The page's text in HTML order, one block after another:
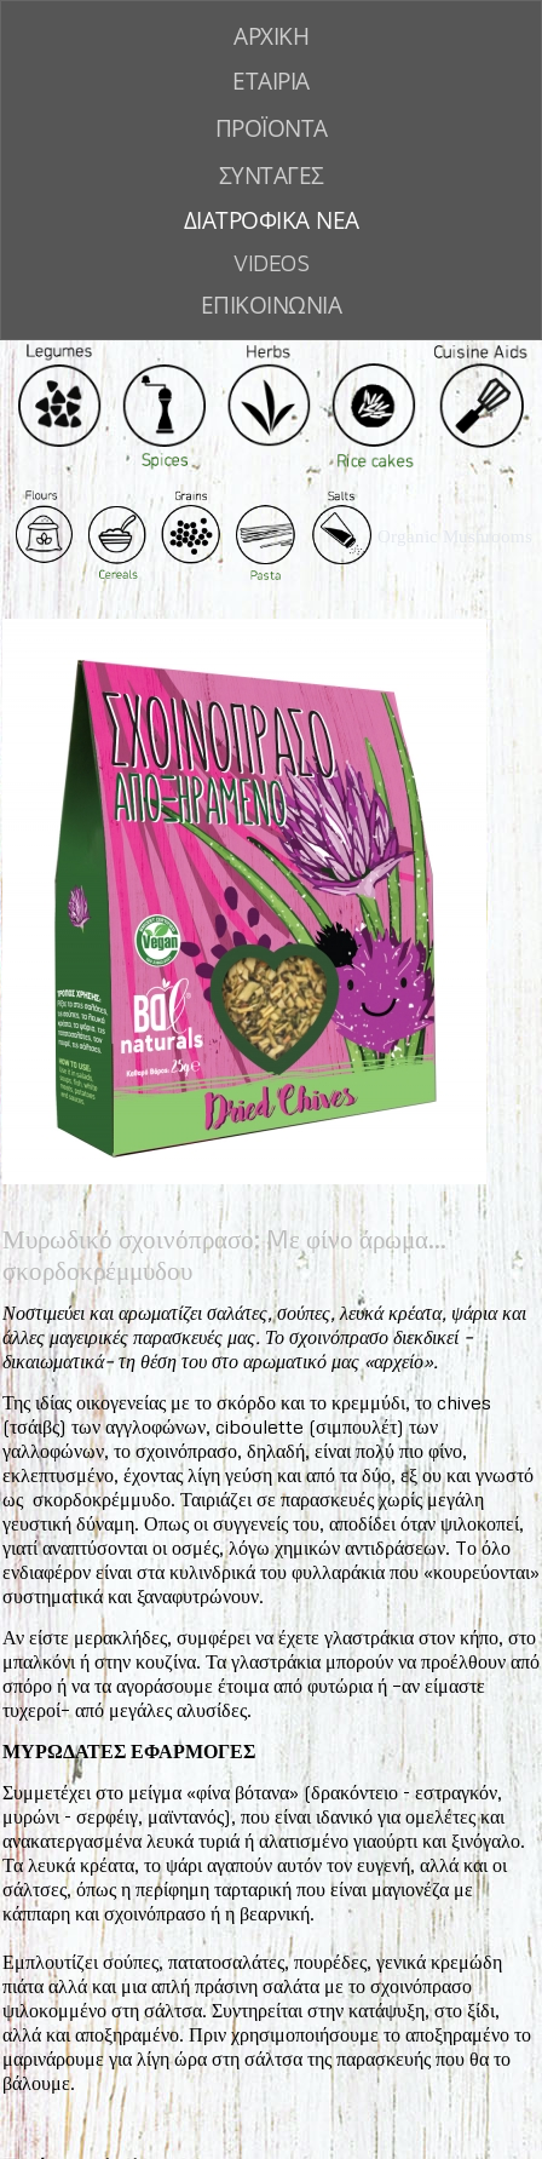
ΑΡΧΙΚΗ
ΕΤΑΙΡΙΑ
ΠΡΟΪΟΝΤΑ
ΣΥΝΤΑΓΕΣ
ΔΙΑΤΡΟΦΙΚΑ ΝΕΑ
VIDEOS
ΕΠΙΚΟΙΝΩΝΙΑ
Organic Mushrooms
Μυρωδικό σχοινόπρασο: Mε φίνο άρωμα...
σκορδοκρέμμυδου
Νοστιμεύει και αρωματίζει σαλάτες, σούπες, λευκά κρέατα, ψάρια και
άλλες μαγειρικές παρασκευές μας. Το σχοινόπρασο διεκδικεί –
δικαιωματικά– τη θέση του στο αρωματικό μας «αρχείο».
Της ιδίας οικογενείας με το σκόρδο και το κρεμμύδι, το chives
(τσάιβς) των αγγλοφώνων, ciboulette (σιμπουλέτ) των
γαλλοφώνων, το σχοινόπρασο, δηλαδή, είναι πολύ πιο φίνο,
εκλεπτυσμένο, έχοντας λίγη γεύση και από τα δύο, εξ ου και γνωστό
ως σκορδοκρέμμυδο. Ταιριάζει σε παρασκευές χωρίς μεγάλη
γευστική δύναμη. Οπως οι συγγενείς του, αποδίδει όταν ψιλοκοπεί,
γιατί αναπτύσονται οι οσμές, λόγω χημικών αντιδράσεων. Tο όλο
ενδιαφέρον είναι στα κυλινδρικά του φυλλαράκια που «κουρεύονται»
συστηματικά και ξαναφυτρώνουν.
Αν είστε μερακλήδες, συμφέρει να έχετε γλαστράκια στον κήπο, στο
μπαλκόνι ή στην κουζίνα. Τα γλαστράκια μπορούν να προέλθουν από
σπόρο ή να τα αγοράσουμε έτοιμα από φυτώρια ή –αν είμαστε
τυχεροί– από μεγάλες αλυσίδες.
ΜΥΡΩΔΑΤΕΣ ΕΦΑΡΜΟΓΕΣ
Συμμετέχει στο μείγμα «φίνα βότανα» (δρακόντειο - εστραγκόν,
μυρώνι - σερφέιγ, μαϊντανός), που είναι ιδανικό για ομελέτες και
ανακατεργασμένα λευκά τυριά ή αλατισμένο γιαούρτι και ξινόγαλο.
Τα λευκά κρέατα, το ψάρι αγαπούν αυτόν τον ευγενή, αλλά και οι
σάλτσες, όπως η περίφημη ταρταρική που είναι μαγιονέζα με
κάππαρη και σχοινόπρασο ή η βεαρνική.
Εμπλουτίζει σούπες, πατατοσαλάτες, πουρέδες, γενικά κρεμώδη
πιάτα αλλά και μια απλή πράσινη σαλάτα με το σχοινόπρασο
ψιλοκομμένο στη σάλτσα. Συντηρείται στην κατάψυξη, στο ξίδι,
αλλά και αποξηραμένο. Πριν χρησιμοποιήσουμε το αποξηραμένο το
μαρινάρουμε για λίγη ώρα στη σάλτσα της παρασκευής που θα το
βάλουμε.